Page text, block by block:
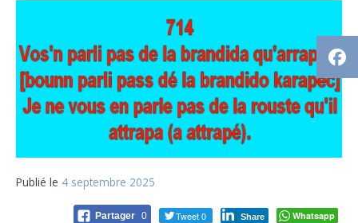
Publié le 4 septembre 2025
Partager 0 Tweet 0 Share Whatsapp